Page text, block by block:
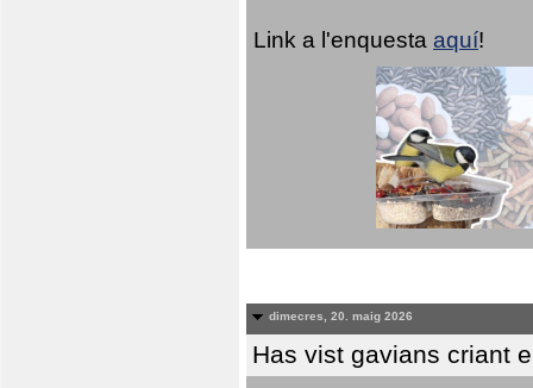
Link a l'enquesta aquí!
dimecres, 20. maig 2026
Has vist gavians criant